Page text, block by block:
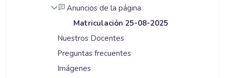
Anuncios de la página
Matriculación 25-08-2025
Nuestros Docentes
Preguntas frecuentes
Imágenes